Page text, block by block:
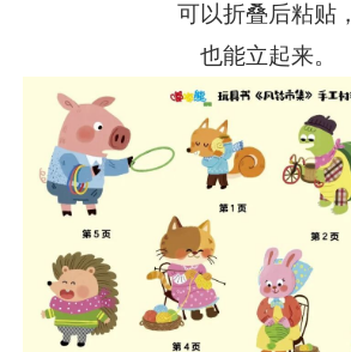
可以折叠后粘贴，
也能立起来。